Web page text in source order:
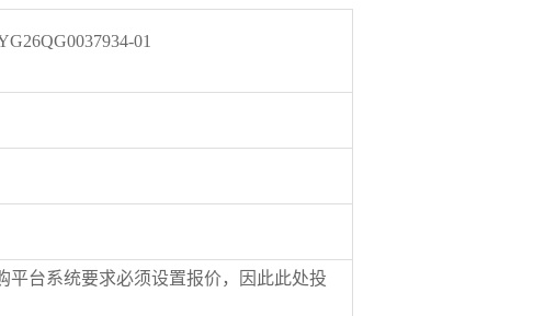
01
平台系统要求必须设置报价，因此此处投